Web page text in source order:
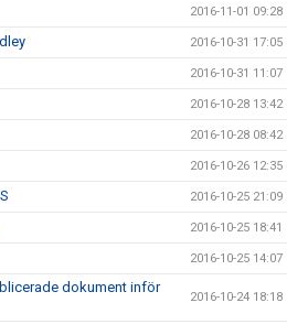
2016-11-01 09:28
2016-10-31 17:05
2016-10-31 11:07
2016-10-28 13:42
2016-10-28 08:42
2016-10-26 12:35
2016-10-25 21:09
2016-10-25 18:41
2016-10-25 14:07
dokument inför
2016-10-24 18:18